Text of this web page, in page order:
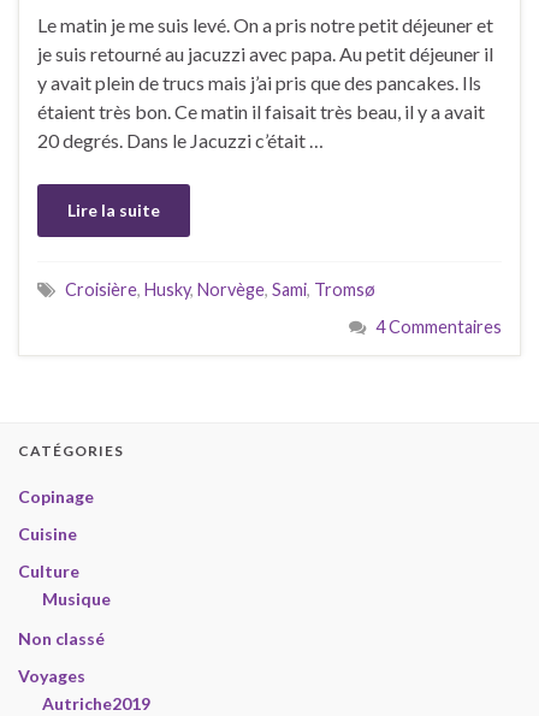
Le matin je me suis levé. On a pris notre petit déjeuner et
je suis retourné au jacuzzi avec papa. Au petit déjeuner il
y avait plein de trucs mais j’ai pris que des pancakes. Ils
étaient très bon. Ce matin il faisait très beau, il y a avait
20 degrés. Dans le Jacuzzi c’était …
Lire la suite
Croisière, Husky, Norvège, Sami, Tromsø
4 Commentaires
CATÉGORIES
Copinage
Cuisine
Culture
Musique
Non classé
Voyages
Autriche2019